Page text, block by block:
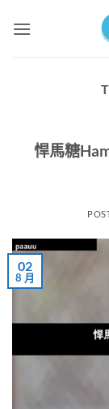
悍馬糖
02
8 月